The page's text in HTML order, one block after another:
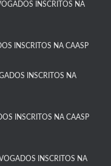
INSCRITOS NA
INSCRITOS NA CAASP
INSCRITOS NA
INSCRITOS NA CAASP
INSCRITOS NA